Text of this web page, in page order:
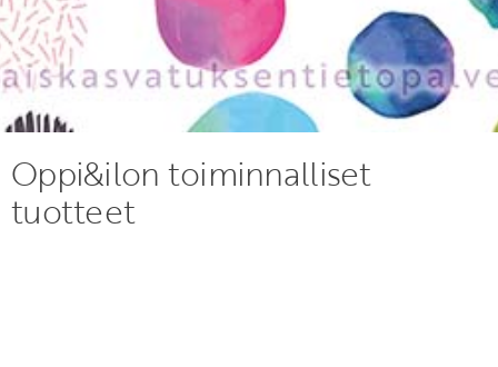
Oppi&ilon toiminnalliset
tuotteet